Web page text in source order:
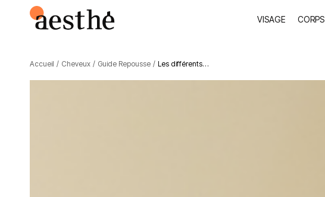
VISAGE CORPS
Accueil / Cheveux / Guide Repousse / Les différents…